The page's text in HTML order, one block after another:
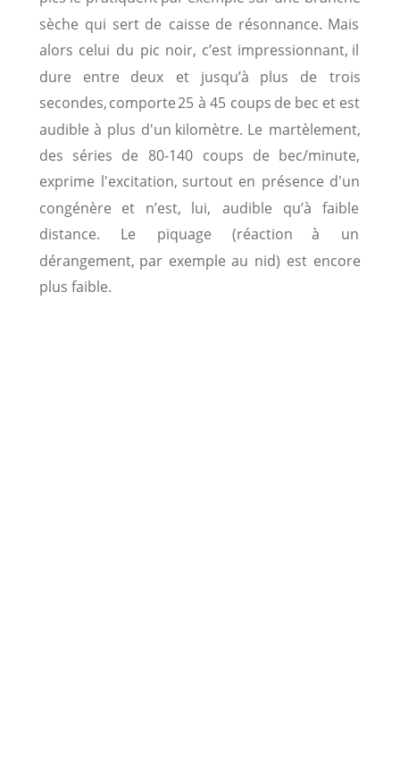
sèche qui sert de caisse de résonnance. Mais
alors celui du pic noir, c’est impressionnant, il
dure
entre deux et jusqu’à plus de
trois
secondes,comporte25 à 45 coups de bec et est
audible à plus d'un kilomètre. Le martèlement,
des séries de 80-140 coups de bec/minute,
exprime l'excitation, surtout en présence d'un
congénère et n’est, lui, audible qu’à faible
distance.
Le piquage (réaction à
un
dérangement, par exemple au nid) est encore
plus faible.